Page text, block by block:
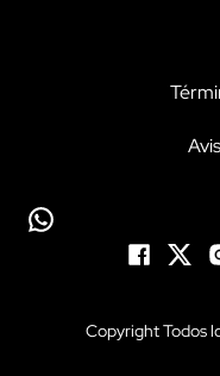
Copyright Todos